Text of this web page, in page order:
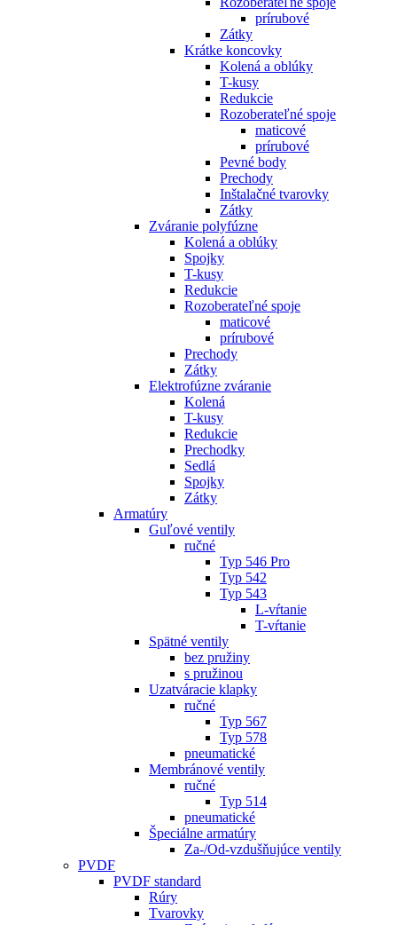
prírubové
Zátky
Krátke koncovky
Kolená a oblúky
T-kusy
Redukcie
Rozoberateľné spoje
maticové
prírubové
Pevné body
Prechody
Inštalačné tvarovky
Zátky
Zváranie polyfúzne
Kolená a oblúky
Spojky
T-kusy
Redukcie
Rozoberateľné spoje
maticové
prírubové
Prechody
Zátky
Elektrofúzne zváranie
Kolená
T-kusy
Redukcie
Prechodky
Sedlá
Spojky
Zátky
Armatúry
Guľové ventily
ručné
Typ 546 Pro
Typ 542
Typ 543
L-vŕtanie
T-vŕtanie
Spätné ventily
bez pružiny
s pružinou
Uzatváracie klapky
ručné
Typ 567
Typ 578
pneumatické
Membránové ventily
ručné
Typ 514
pneumatické
Špeciálne armatúry
Za-/Od-vzdušňujúce ventily
PVDF
PVDF standard
Rúry
Tvarovky